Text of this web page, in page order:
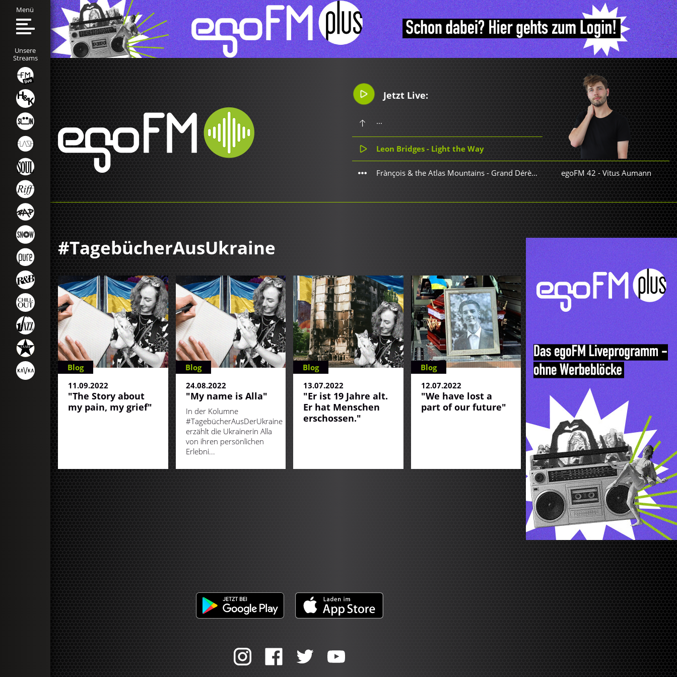
Jetzt Live:
...
Leon Bridges - Light the Way
Frànçois & the Atlas Mountains - Grand Dérèglement egoFM 42-Vitus Aumann
Menü
Unsere
Streams
#TagebücherAusUkraine
Blog
11.09.2022
"The Story about
my pain, my grief"
Blog
24.08.2022
"My name is Alla"
In der Kolumne
#TagebücherAusDerUkraine
erzählt die Ukrainerin Alla
von ihren persönlichen
Erlebni...
Blog
13.07.2022
"Er ist 19 Jahre alt.
Er hat Menschen
erschossen."
Blog
12.07.2022
"We have lost a
part of our future"